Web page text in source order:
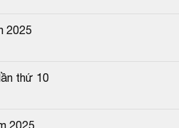
2025
thứ 10
2025